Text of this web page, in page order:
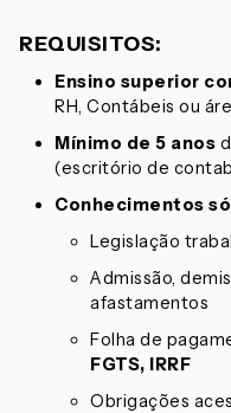
REQUISITOS:
Ensino superior
RH, Contábeis ou
Mínimo de 5 anos
(escritório de
Conhecimentos
Legislação
Admissão,
afastamentos
Folha de
FGTS, IRRF
Obrigações